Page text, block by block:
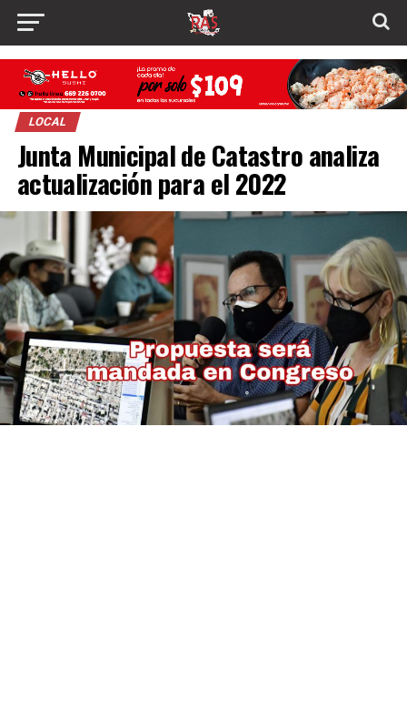
LOCAL
Junta Municipal de Catastro analiza
actualización para el 2022